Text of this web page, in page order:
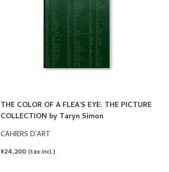
THE COLOR OF A FLEA’S EYE: THE PICTURE
COLLECTION by Taryn Simon
CAHIERS D’ART
REGULAR
¥24,200 (tax incl.)